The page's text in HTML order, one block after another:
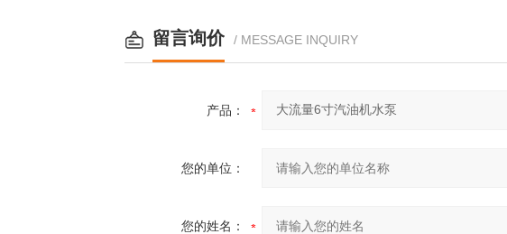
留言询价 / MESSAGE INQUIRY
产品：
您的单位：
您的姓名：